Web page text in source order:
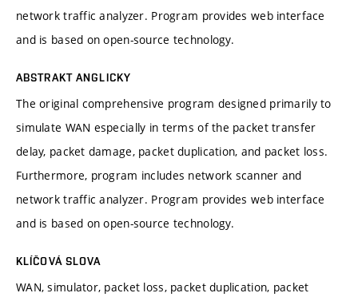
network traffic analyzer. Program provides web interface
and is based on open-source technology.
ABSTRAKT ANGLICKY
The original comprehensive program designed primarily to
simulate WAN especially in terms of the packet transfer
delay, packet damage, packet duplication, and packet loss.
Furthermore, program includes network scanner and
network traffic analyzer. Program provides web interface
and is based on open-source technology.
KLÍČOVÁ SLOVA
WAN, simulator, packet loss, packet duplication, packet